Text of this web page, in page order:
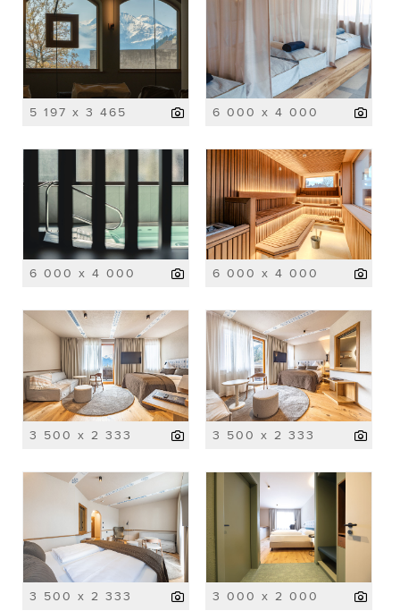
5 197 x 3 465 6 000 x 4 000
6 000 x 4 000 6 000 x 4 000
3 500 x 2 333 3 500 x 2 333
3 500 x 2 333 3 000 x 2 000